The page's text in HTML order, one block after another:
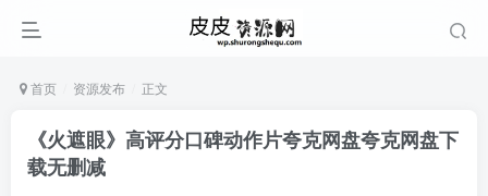
首页 资源发布 正文
《火遮眼》高评分口碑动作片夸克网盘夸克网盘下
载无删减